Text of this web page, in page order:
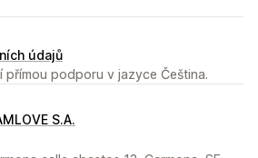
údajů
přímou podporu v jazyce Čeština.
S.A.